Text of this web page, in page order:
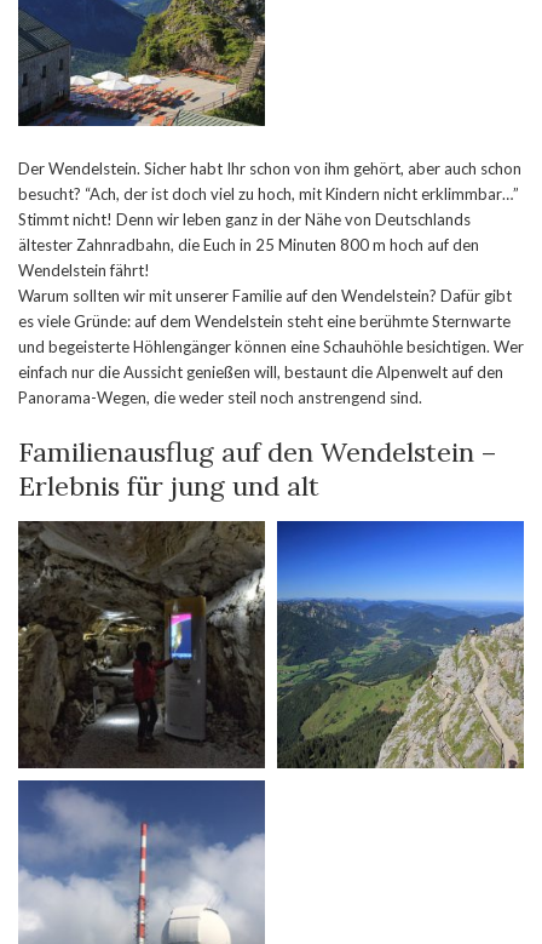
Der Wendelstein. Sicher habt Ihr schon von ihm gehört, aber auch schon
besucht? “Ach, der ist doch viel zu hoch, mit Kindern nicht erklimmbar…”
Stimmt nicht! Denn wir leben ganz in der Nähe von Deutschlands
ältester Zahnradbahn, die Euch in 25 Minuten 800 m hoch auf den
Wendelstein fährt!
Warum sollten wir mit unserer Familie auf den Wendelstein? Dafür gibt
es viele Gründe: auf dem Wendelstein steht eine berühmte Sternwarte
und begeisterte Höhlengänger können eine Schauhöhle besichtigen. Wer
einfach nur die Aussicht genießen will, bestaunt die Alpenwelt auf den
Panorama-Wegen, die weder steil noch anstrengend sind.
Familienausflug auf den Wendelstein –
Erlebnis für jung und alt